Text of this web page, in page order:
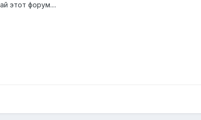
этот форум....